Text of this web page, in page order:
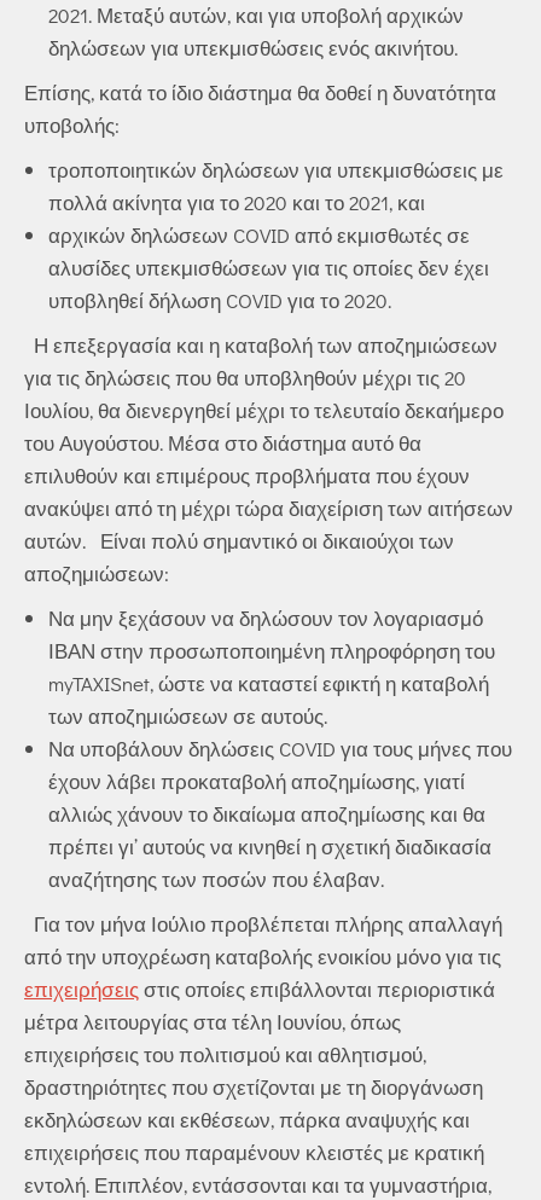
2021. Μεταξύ αυτών, και για υποβολή αρχικών
δηλώσεων για υπεκμισθώσεις ενός ακινήτου.
Επίσης, κατά το ίδιο διάστημα θα δοθεί η δυνατότητα
υποβολής:
τροποποιητικών δηλώσεων για υπεκμισθώσεις με
πολλά ακίνητα για το 2020 και το 2021, και
αρχικών δηλώσεων COVID από εκμισθωτές σε
αλυσίδες υπεκμισθώσεων για τις οποίες δεν έχει
υποβληθεί δήλωση COVID για το 2020.
Η επεξεργασία και η καταβολή των αποζημιώσεων
για τις δηλώσεις που θα υποβληθούν μέχρι τις 20
Ιουλίου, θα διενεργηθεί μέχρι το τελευταίο δεκαήμερο
του Αυγούστου. Μέσα στο διάστημα αυτό θα
επιλυθούν και επιμέρους προβλήματα που έχουν
ανακύψει από τη μέχρι τώρα διαχείριση των αιτήσεων
αυτών. Είναι πολύ σημαντικό οι δικαιούχοι των
αποζημιώσεων:
Να μην ξεχάσουν να δηλώσουν τον λογαριασμό
ΙΒΑΝ στην προσωποποιημένη πληροφόρηση του
myTAXISnet, ώστε να καταστεί εφικτή η καταβολή
των αποζημιώσεων σε αυτούς.
Να υποβάλουν δηλώσεις COVID για τους μήνες που
έχουν λάβει προκαταβολή αποζημίωσης, γιατί
αλλιώς χάνουν το δικαίωμα αποζημίωσης και θα
πρέπει γι’ αυτούς να κινηθεί η σχετική διαδικασία
αναζήτησης των ποσών που έλαβαν.
Για τον μήνα Ιούλιο προβλέπεται πλήρης απαλλαγή
από την υποχρέωση καταβολής ενοικίου μόνο για τις
επιχειρήσεις στις οποίες επιβάλλονται περιοριστικά
μέτρα λειτουργίας στα τέλη Ιουνίου, όπως
επιχειρήσεις του πολιτισμού και αθλητισμού,
δραστηριότητες που σχετίζονται με τη διοργάνωση
εκδηλώσεων και εκθέσεων, πάρκα αναψυχής και
επιχειρήσεις που παραμένουν κλειστές με κρατική
εντολή. Επιπλέον, εντάσσονται και τα γυμναστήρια,